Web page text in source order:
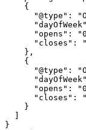
    {
"@type":
"opens":
"closes":
    },
    {
"@type":
"opens":
"closes":
    }
  ]
}